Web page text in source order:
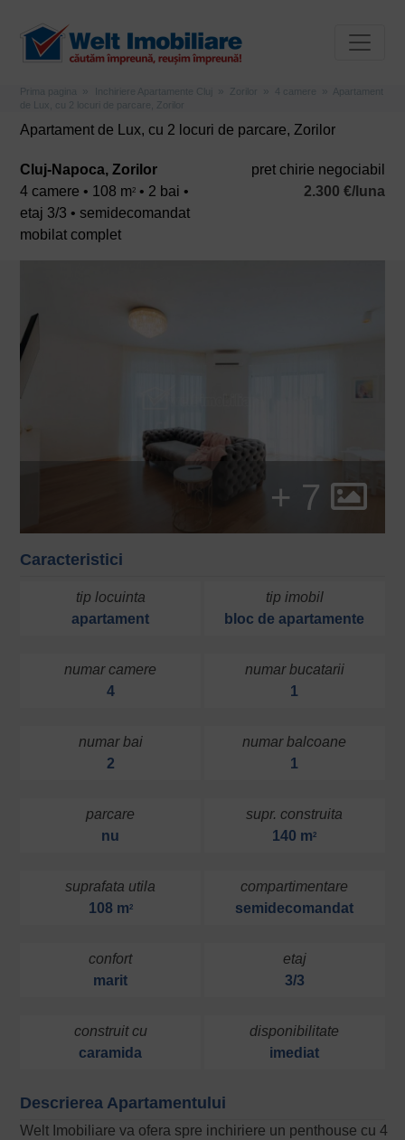
Prima pagina Inchiriere Apartamente Cluj Zorilor 4 camere
Apartament
de Lux, cu 2 locuri de parcare, Zorilor
Apartament de Lux, cu 2 locuri de parcare, Zorilor
Cluj-Napoca, Zorilor
4 camere • 108 m2 • 2 bai •
etaj 3/3 • semidecomandat
mobilat complet
pret chirie negociabil
2.300 €/luna
+ 7
Caracteristici
tip locuinta
apartament
tip imobil
bloc de apartamente
numar camere
4
numar bucatarii
1
numar bai
2
numar balcoane
1
parcare
nu
supr. construita
140 m2
suprafata utila
108 m2
compartimentare
semidecomandat
confort
marit
etaj
3/3
construit cu
caramida
disponibilitate
imediat
Descrierea Apartamentului
Welt Imobiliare va ofera spre inchiriere un penthouse cu 4